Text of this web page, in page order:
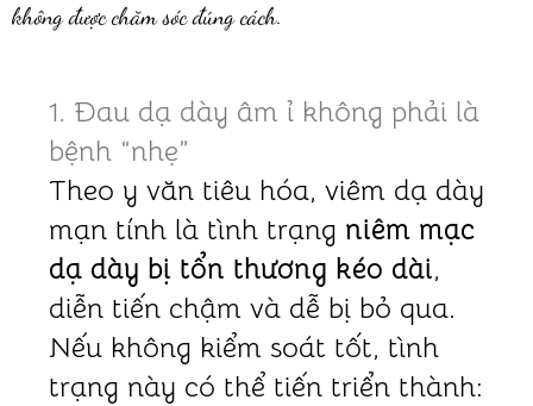
không được chăm sóc đúng cách.
1. Đau dạ dày âm ỉ không phải là
bệnh “nhẹ”
Theo y văn tiêu hóa, viêm dạ dày
mạn tính là tình trạng niêm mạc
dạ dày bị tổn thương kéo dài,
diễn tiến chậm và dễ bị bỏ qua.
Nếu không kiểm soát tốt, tình
trạng này có thể tiến triển thành: